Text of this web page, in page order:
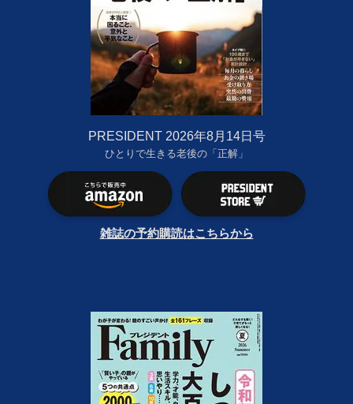
PRESIDENT 2026年8月14日号
ひとりで生きる老後の「正解」
雑誌の予約購読はこちらから